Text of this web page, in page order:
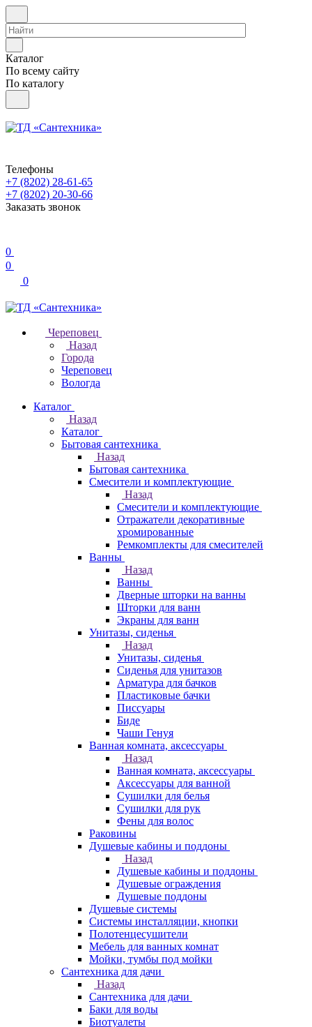
Каталог
По всему сайту
По каталогу
Телефоны
+7 (8202) 28‑61-65
+7 (8202) 20‑30-66
Заказать звонок
0
0
0
Череповец
Назад
Города
Череповец
Вологда
Каталог
Назад
Каталог
Бытовая сантехника
Назад
Бытовая сантехника
Смесители и комплектующие
Назад
Смесители и комплектующие
Отражатели декоративные
хромированные
Ремкомплекты для смесителей
Ванны
Назад
Ванны
Дверные шторки на ванны
Шторки для ванн
Экраны для ванн
Унитазы, сиденья
Назад
Унитазы, сиденья
Сиденья для унитазов
Арматура для бачков
Пластиковые бачки
Писсуары
Биде
Чаши Генуя
Ванная комната, аксессуары
Назад
Ванная комната, аксессуары
Аксессуары для ванной
Сушилки для белья
Сушилки для рук
Фены для волос
Раковины
Душевые кабины и поддоны
Назад
Душевые кабины и поддоны
Душевые ограждения
Душевые поддоны
Душевые системы
Системы инсталляции, кнопки
Полотенцесушители
Мебель для ванных комнат
Мойки, тумбы под мойки
Сантехника для дачи
Назад
Сантехника для дачи
Баки для воды
Биотуалеты